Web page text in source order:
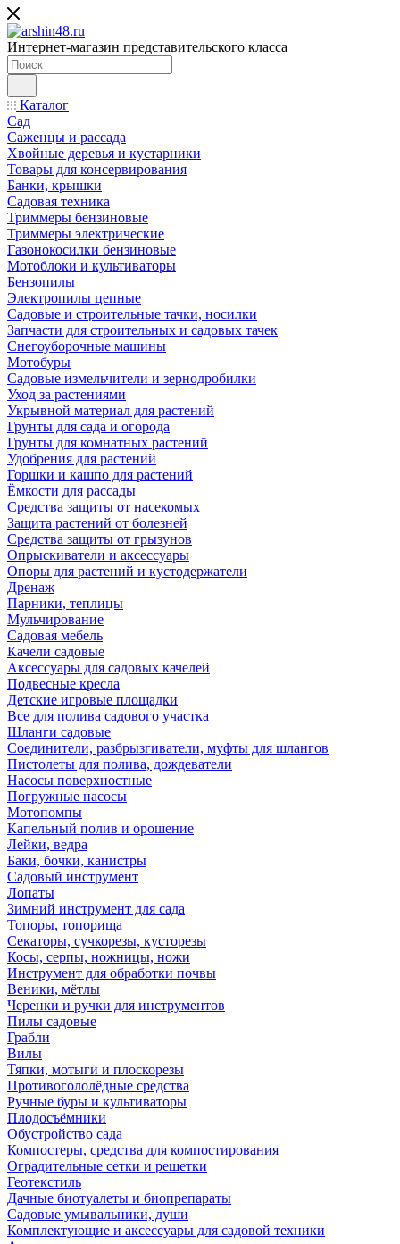
Интернет-магазин представительского класса
Каталог
Сад
Саженцы и рассада
Хвойные деревья и кустарники
Товары для консервирования
Банки, крышки
Садовая техника
Триммеры бензиновые
Триммеры электрические
Газонокосилки бензиновые
Мотоблоки и культиваторы
Бензопилы
Электропилы цепные
Садовые и строительные тачки, носилки
Запчасти для строительных и садовых тачек
Снегоуборочные машины
Мотобуры
Садовые измельчители и зернодробилки
Уход за растениями
Укрывной материал для растений
Грунты для сада и огорода
Грунты для комнатных растений
Удобрения для растений
Горшки и кашпо для растений
Ёмкости для рассады
Средства защиты от насекомых
Защита растений от болезней
Средства защиты от грызунов
Опрыскиватели и аксессуары
Опоры для растений и кустодержатели
Дренаж
Парники, теплицы
Мульчирование
Садовая мебель
Качели садовые
Аксессуары для садовых качелей
Подвесные кресла
Детские игровые площадки
Все для полива садового участка
Шланги садовые
Соединители, разбрызгиватели, муфты для шлангов
Пистолеты для полива, дождеватели
Насосы поверхностные
Погружные насосы
Мотопомпы
Капельный полив и орошение
Лейки, ведра
Баки, бочки, канистры
Садовый инструмент
Лопаты
Зимний инструмент для сада
Топоры, топорища
Секаторы, сучкорезы, кусторезы
Косы, серпы, ножницы, ножи
Инструмент для обработки почвы
Веники, мётлы
Черенки и ручки для инструментов
Пилы садовые
Грабли
Вилы
Тяпки, мотыги и плоскорезы
Противогололёдные средства
Ручные буры и культиваторы
Плодосъёмники
Обустройство сада
Компостеры, средства для компостирования
Оградительные сетки и решетки
Геотекстиль
Дачные биотуалеты и биопрепараты
Садовые умывальники, души
Комплектующие и аксессуары для садовой техники